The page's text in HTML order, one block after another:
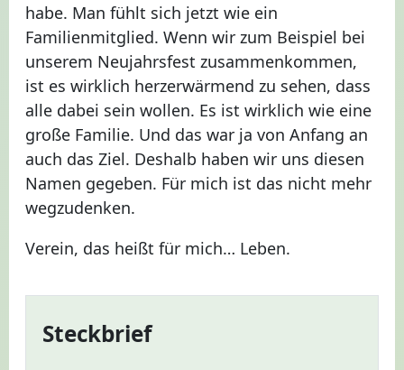
habe. Man fühlt sich jetzt wie ein
Familienmitglied. Wenn wir zum Beispiel bei
unserem Neujahrsfest zusammenkommen,
ist es wirklich herzerwärmend zu sehen, dass
alle dabei sein wollen. Es ist wirklich wie eine
große Familie. Und das war ja von Anfang an
auch das Ziel. Deshalb haben wir uns diesen
Namen gegeben. Für mich ist das nicht mehr
wegzudenken.
Verein, das heißt für mich… Leben.
Steckbrief